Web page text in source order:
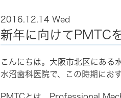
2016.12.14 Wed
新年に向けてPMTC
こんにちは。大阪市北区にある
水沼歯科医院で、この時期にお